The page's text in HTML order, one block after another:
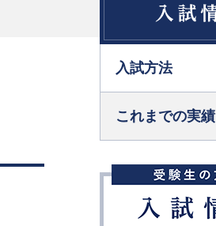
入試方法
これまでの実績